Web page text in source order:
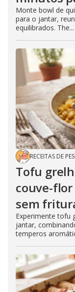
Monte bowl de
para o jantar,
equilibrados. The...
RECEITAS DE
Tofu
couve-
sem
Experimente tofu
jantar,
temperos